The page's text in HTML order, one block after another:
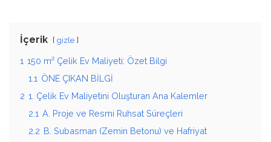
İçerik gizle
1 150 m² Çelik Ev Maliyeti: Özet Bilgi
1.1 ÖNE ÇIKAN BİLGİ
2 1. Çelik Ev Maliyetini Oluşturan Ana Kalemler
2.1 A. Proje ve Resmi Ruhsat Süreçleri
2.2 B. Subasman (Zemin Betonu) ve Hafriyat